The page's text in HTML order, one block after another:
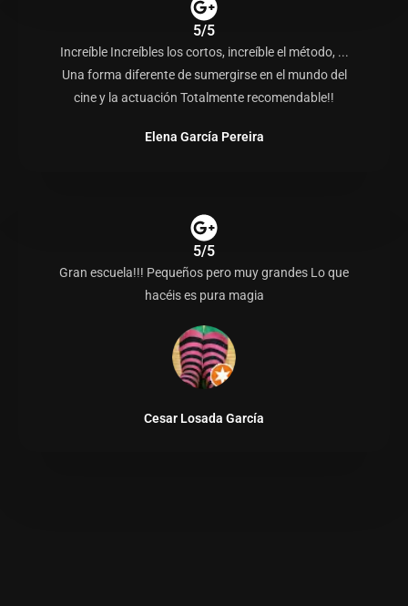
5/5
Increíble Increíbles los cortos, increíble el método, ...
Una forma diferente de sumergirse en el mundo del
cine y la actuación Totalmente recomendable!!
Elena García Pereira
5/5
Gran escuela!!! Pequeños pero muy grandes Lo que
hacéis es pura magia
Cesar Losada García